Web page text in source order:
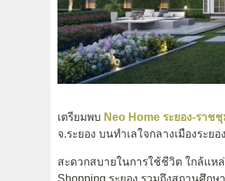
เตรียมพบ Neo Home ระยอง-ราช
จ.ระยอง บนทำเลใจกลางเมืองระ
สะดวกสบายในการใช้ชีวิต ใกล้แห
Shopping ระยอง รวมถึงสถานศึก